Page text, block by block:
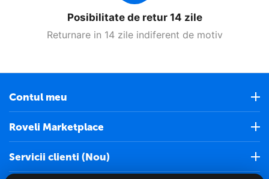
Posibilitate de retur 14 zile
Returnare in 14 zile indiferent de motiv
Contul meu
Roveli Marketplace
Servicii clienti (Nou)